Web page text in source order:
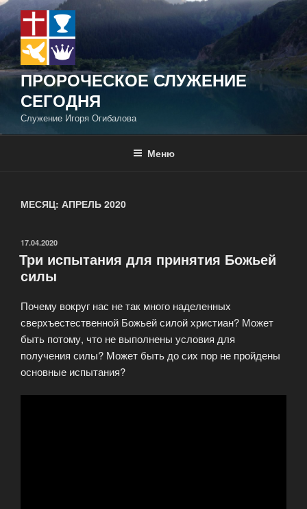
Перейти
к
содержимому
ПРОРОЧЕСКОЕ СЛУЖЕНИЕ
СЕГОДНЯ
Служение Игоря Огибалова
Меню
МЕСЯЦ: АПРЕЛЬ 2020
ОПУБЛИКОВАНО
17.04.2020
Три испытания для принятия Божьей
силы
Почему вокруг нас не так много наделенных
сверхъестественной Божьей силой христиан? Может
быть потому, что не выполнены условия для
получения силы? Может быть до сих пор не пройдены
основные испытания?